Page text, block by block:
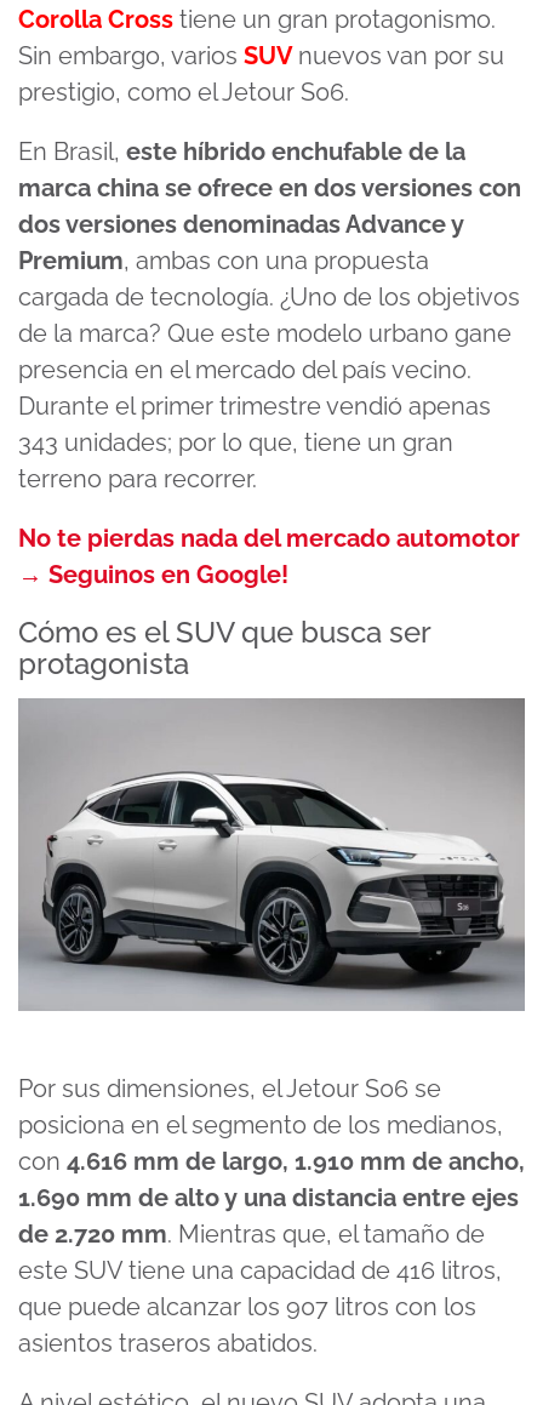
Corolla Cross tiene un gran protagonismo.
Sin embargo, varios SUV nuevos van por su
prestigio, como el Jetour S06.
En Brasil, este híbrido enchufable de la
marca china se ofrece en dos versiones con
dos versiones denominadas Advance y
Premium, ambas con una propuesta
cargada de tecnología. ¿Uno de los objetivos
de la marca? Que este modelo urbano gane
presencia en el mercado del país vecino.
Durante el primer trimestre vendió apenas
343 unidades; por lo que, tiene un gran
terreno para recorrer.
No te pierdas nada del mercado automotor
→ Seguinos en Google!
Cómo es el SUV que busca ser
protagonista
Por sus dimensiones, el Jetour S06 se
posiciona en el segmento de los medianos,
con 4.616 mm de largo, 1.910 mm de ancho,
1.690 mm de alto y una distancia entre ejes
de 2.720 mm. Mientras que, el tamaño de
este SUV tiene una capacidad de 416 litros,
que puede alcanzar los 907 litros con los
asientos traseros abatidos.